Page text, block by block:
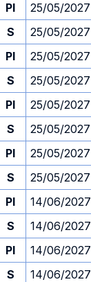
PI 25/05/2027
S 25/05/2027
PI 25/05/2027
S 25/05/2027
PI 25/05/2027
S 25/05/2027
PI 25/05/2027
S 25/05/2027
PI 14/06/2027
S 14/06/2027
PI 14/06/2027
S 14/06/2027